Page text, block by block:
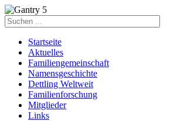
Startseite
Aktuelles
Familiengemeinschaft
Namensgeschichte
Dettling Weltweit
Familienforschung
Mitglieder
Links